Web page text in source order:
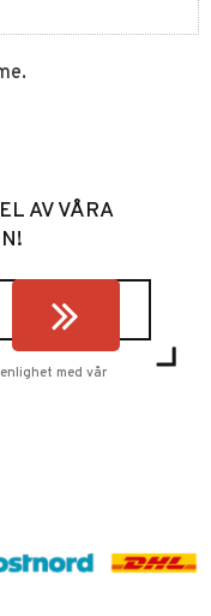
AV VÅRA
med vår